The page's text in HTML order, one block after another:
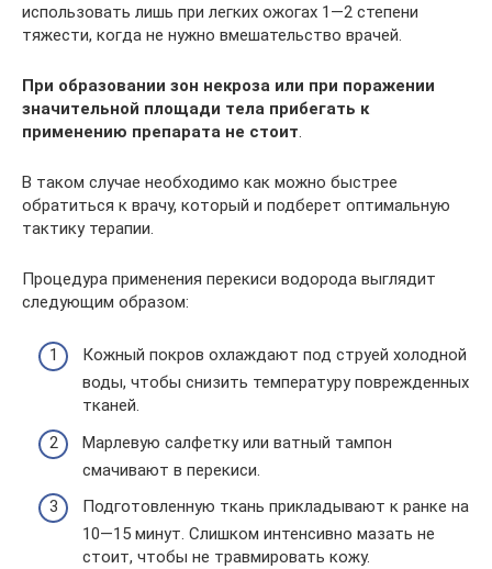
использовать лишь при легких ожогах 1—2 степени
тяжести, когда не нужно вмешательство врачей.
При образовании зон некроза или при поражении
значительной площади тела прибегать к
применению препарата не стоит.
В таком случае необходимо как можно быстрее
обратиться к врачу, который и подберет оптимальную
тактику терапии.
Процедура применения перекиси водорода выглядит
следующим образом:
Кожный покров охлаждают под струей холодной
воды, чтобы снизить температуру поврежденных
тканей.
Марлевую салфетку или ватный тампон
смачивают в перекиси.
Подготовленную ткань прикладывают к ранке на
10—15 минут. Слишком интенсивно мазать не
стоит, чтобы не травмировать кожу.